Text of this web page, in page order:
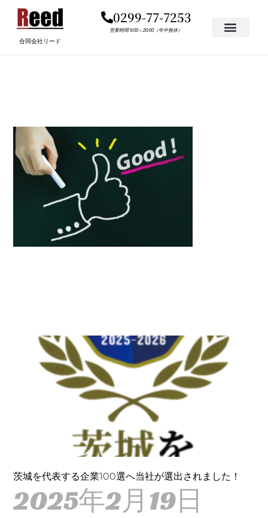
キ
合同会社リード
0299-77-7253
営業時間 9:00 – 20:00（年中無休）
茨城を代表する企業100選へ当社が選出されました！
2025年2月19日